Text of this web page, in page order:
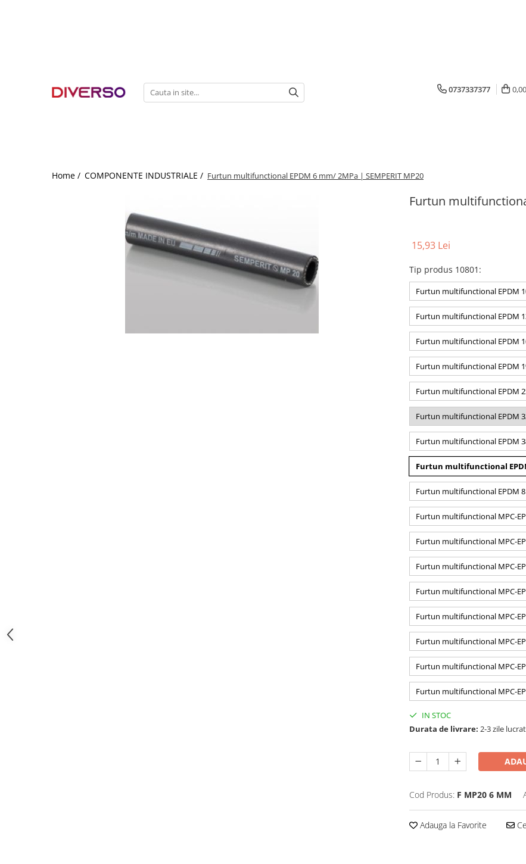
0737337377 0,00
Home / COMPONENTE INDUSTRIALE / Furtun multifunctional EPDM 6 mm/ 2MPa | SEMPERIT MP20
Furtun
15,93 Lei
Tip produs 10801 :
Furtun multifunctional EPDM
Furtun multifunctional EPDM
Furtun multifunctional EPDM
Furtun multifunctional EPDM
Furtun multifunctional EPDM
Furtun multifunctional EPDM
Furtun multifunctional EPDM
Furtun multifunctional
Furtun multifunctional EPDM
Furtun multifunctional MPC-
Furtun multifunctional MPC-
Furtun multifunctional MPC-
Furtun multifunctional MPC-
Furtun multifunctional MPC-
Furtun multifunctional MPC-
Furtun multifunctional MPC-
Furtun multifunctional MPC-
IN STOC
Durata de livrare: 2-3 zile
Cod Produs: F MP20 6 MM
Adauga la Favorite